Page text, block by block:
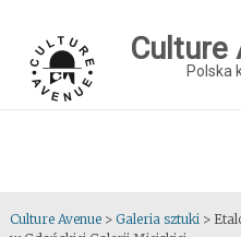
content
Culture
Polska
Culture Avenue> Galeria sztuki>